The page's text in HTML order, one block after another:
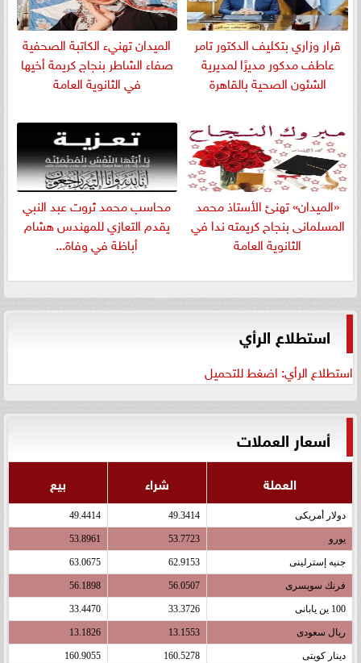
قرار وزاري بتكليف الدكتور تامر
عاطف مدكور مديرًا لمديرية
الشئون الصحية بالقاهرة
الميدان تهنيء الكاتبة الصحفية
صفاء الشاطر بنجاج كريمة أخيها
في الثانوية العامة
«الميدان» تهنئ الأستاذ محمد
المسلمانى بنجاح كريمته ندا في
الثانوية العامة
​محاسب محمد ثروت عبد النبي
يقدم التعازي للمهندس هشام
أباظة في وفاة...
استطلاع الرأي
استطلاع الرأي: اضغط للتحميل
أسعار العملات
العملة شراء بيع
دولار أمريكى 49.3414
49.4414
يورو 53.7723
53.8961
جنيه إسترلينى 62.9153
63.0675
فرنك سويسرى 56.0507
56.1898
100 ين يابانى 33.3726
33.4470
ريال سعودى 13.1553
13.1826
دينار كويتى 160.5278
160.9055